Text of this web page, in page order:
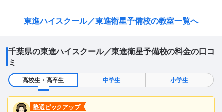
東進ハイスクール／東進衛星予備校の教室一覧へ
千葉県の東進ハイスクール／東進衛星予備校の料金の口コ
ミ
高校生・高卒生 中学生 小学生
塾選ピックアップ